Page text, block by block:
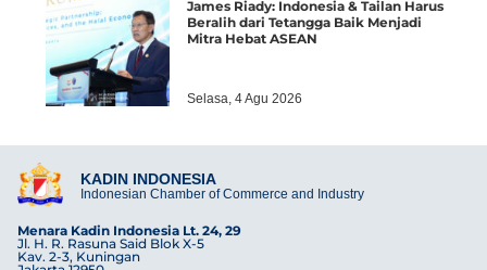
James Riady: Indonesia & Tailan Harus
Beralih dari Tetangga Baik Menjadi
Mitra Hebat ASEAN
Selasa, 4 Agu 2026
KADIN INDONESIA
Indonesian Chamber of Commerce and Industry
Menara Kadin Indonesia Lt. 24, 29
Jl. H. R. Rasuna Said Blok X-5
Kav. 2-3, Kuningan